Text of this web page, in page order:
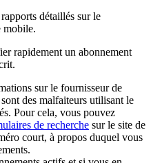
détaillés sur le
mobile.
rapidement un abonnement
sur le fournisseur de
des malfaiteurs utilisant le
Pour cela, vous pouvez
de recherche sur le site de
court, à propos duquel vous